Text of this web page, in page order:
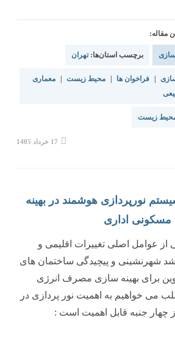
مقاله:
برچسب استان‌ها:تهران
فراخوان ها محیط زیست
معماری
محیط زیست
نوشته
17 خرداد 1405
نورپردازی هوشمند در بهینه
مسکونی اداری
عوامل اصلی تغییرات اقلیمی و
شهرنشینی و پیچیدگی ساختمان های
برای بهینه سازی مصرف انرژی
خواهیم به اهمیت نور پردازی در
چهار جنبه قابل اهمیت است :